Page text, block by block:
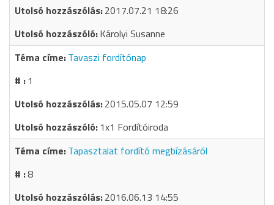
2017.07.21 18:26
Károlyi Susanne
Tavaszi fordítónap
1
2015.05.07 12:59
1x1 Fordítóiroda
Tapasztalat fordító megbízásáról
8
2016.06.13 14:55